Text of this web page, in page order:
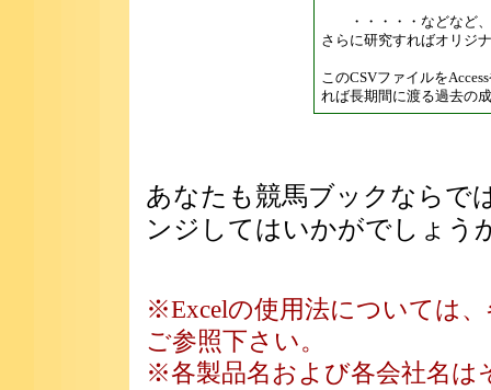
・・・・・などなど、
さらに研究すればオリジ
このCSVファイルを
れば長期間に渡る過去の
あなたも競馬ブックならで
ンジしてはいかがでしょう
※Excelの使用法については
ご参照下さい。
※各製品名および各会社名は